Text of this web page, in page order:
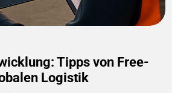
Tipps von Free-
Logistik